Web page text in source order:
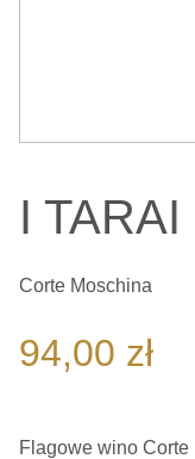
I TARAI
Corte Moschina
94,00 zł
Flagowe wino Corte